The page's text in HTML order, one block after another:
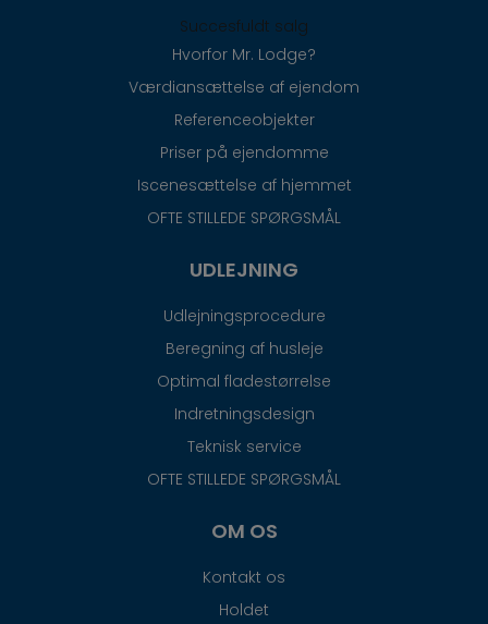
Succesfuldt salg
Hvorfor Mr. Lodge?
Værdiansættelse af ejendom
Referenceobjekter
Priser på ejendomme
Iscenesættelse af hjemmet
OFTE STILLEDE SPØRGSMÅL
UDLEJNING
Udlejningsprocedure
Beregning af husleje
Optimal fladestørrelse
Indretningsdesign
Teknisk service
OFTE STILLEDE SPØRGSMÅL
OM OS
Kontakt os
Holdet